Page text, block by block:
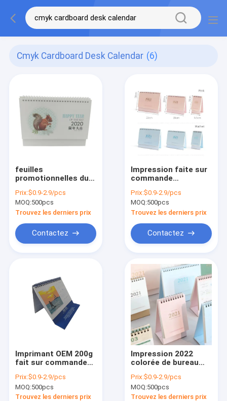
Cmyk Cardboard Desk Calendar (6)
feuilles
promotionnelles du
CMYK de calendrier
de bureau de carton
de la famille 300gsm
Prix:$0.9-2.9/pcs
MOQ:500pcs
Trouvez les derniers prix
Contactez
Impression faite sur
commande
promotion CMYK du
calendrier de bureau
de carton 14sheets
230gsm
Prix:$0.9-2.9/pcs
MOQ:500pcs
Trouvez les derniers prix
Contactez
Imprimant OEM 200g
fait sur commande
bureau de carton de
mur
Prix:$0.9-2.9/pcs
MOQ:500pcs
Trouvez les derniers prix
Impression 2022
colorée de bureau
calendrier de bureau
de carton petite
Prix:$0.9-2.9/pcs
MOQ:500pcs
Trouvez les derniers prix